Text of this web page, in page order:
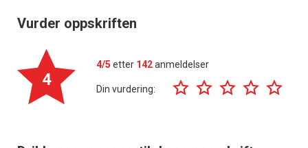
Vurder oppskriften
4
4/5 etter 142anmeldelser
Din vurdering: